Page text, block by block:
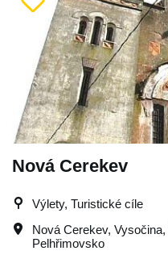
Nová Cerekev
Výlety, Turistické cíle
Nová Cerekev, Vysočina,
Pelhřimovsko